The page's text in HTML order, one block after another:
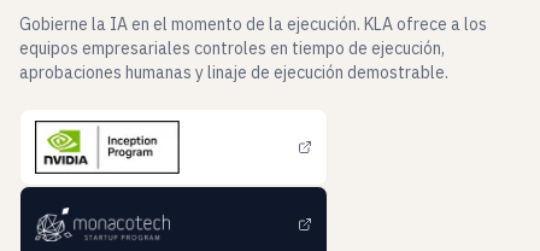
Gobierne la IA en el momento de la ejecución. KLA ofrece a los
equipos empresariales controles en tiempo de ejecución,
aprobaciones humanas y linaje de ejecución demostrable.